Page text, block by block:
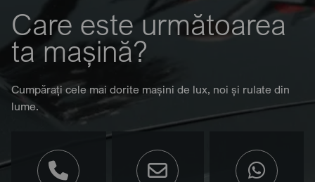
Care este următoarea
ta mașină?
Cumpărați cele mai dorite mașini de lux, noi și rulate din
lume.